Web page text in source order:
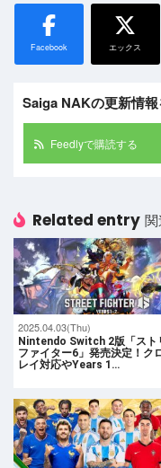
Facebook エックス
Saiga NAKの更新情
Feedlyで購読する
Related entry
2025.04.03(Thu)
Nintendo Switch 2版「スト
ファイター6」発売決定！ク
レイ対応やYears 1…